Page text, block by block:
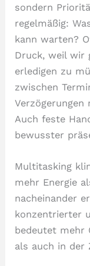
sondern
regelmäßig:
kann warten?
Druck, weil wir
erledigen zu
zwischen
Auch feste
bewusster
Multitasking
mehr Energie
nacheinander
konzentrierter
bedeutet mehr
als auch in der